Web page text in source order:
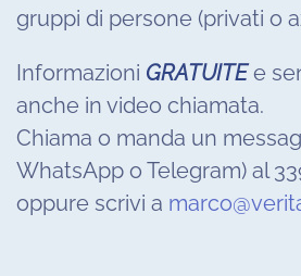
gruppi di persone (privati o
Informazioni GRATUITEe
anche in video chiamata.
Chiama o manda un
WhatsApp o Telegram) al
oppure scrivi a